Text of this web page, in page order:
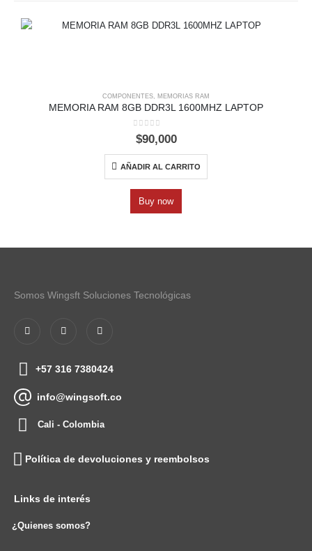
COMPONENTES MEMORIAS RAM
MEMORIA RAM 8GB DDR3L 1600MHZ LAPTOP
0out of 5
$90,000
AÑADIR AL CARRITO
Buy now
Somos Wingsft Soluciones Tecnológicas
+57 316 7380424
info@wingsoft.co
Cali - Colombia
Política de devoluciones y reembolsos
Links de interés
¿Quienes somos?